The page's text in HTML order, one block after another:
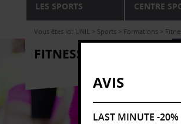
LES SPORTS CENTRE
Vous êtes ici: UNIL > Sports > Formations >
FITNESS & WELLNESS
AVIS
LAST MINUTE -